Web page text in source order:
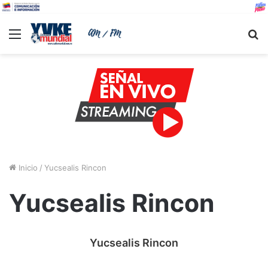
Menu
Inicio / Yucsealis Rincon
Yucsealis Rincon
Yucsealis Rincon